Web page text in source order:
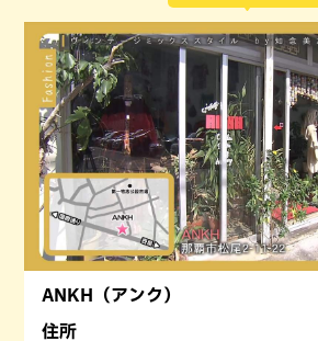
ANKH（アンク）
住所